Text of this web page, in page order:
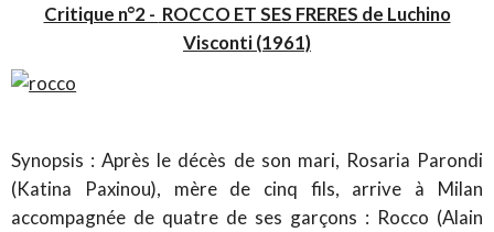
Critique n°2 - ROCCO ET SES FRERES de Luchino
Visconti (1961)
Synopsis : Après le décès de son mari, Rosaria Parondi
(Katina Paxinou), mère de cinq fils, arrive à Milan
accompagnée de quatre de ses garçons : Rocco (Alain